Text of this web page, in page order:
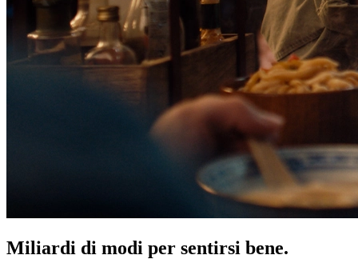
Miliardi di modi per sentirsi bene.